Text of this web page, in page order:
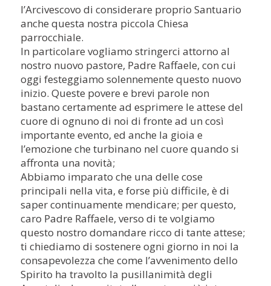
l’Arcivescovo di considerare proprio Santuario
anche questa nostra piccola Chiesa
parrocchiale.
In particolare vogliamo stringerci attorno al
nostro nuovo pastore, Padre Raffaele, con cui
oggi festeggiamo solennemente questo nuovo
inizio. Queste povere e brevi parole non
bastano certamente ad esprimere le attese del
cuore di ognuno di noi di fronte ad un così
importante evento, ed anche la gioia e
l’emozione che turbinano nel cuore quando si
affronta una novità;
Abbiamo imparato che una delle cose
principali nella vita, e forse più difficile, è di
saper continuamente mendicare; per questo,
caro Padre Raffaele, verso di te volgiamo
questo nostro domandare ricco di tante attese;
ti chiediamo di sostenere ogni giorno in noi la
consapevolezza che come l’avvenimento dello
Spirito ha travolto la pusillanimità degli